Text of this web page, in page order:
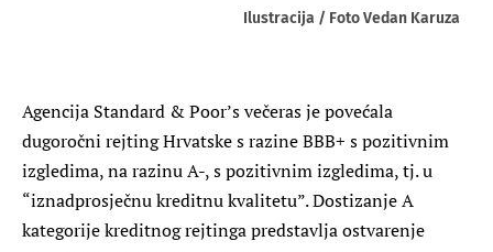
Ilustracija / Foto Vedan Karuza
Agencija Standard & Poor’s večeras je povećala
dugoročni rejting Hrvatske s razine BBB+ s pozitivnim
izgledima, na razinu A-, s pozitivnim izgledima, tj. u
“iznadprosječnu kreditnu kvalitetu”. Dostizanje A
kategorije kreditnog rejtinga predstavlja ostvarenje